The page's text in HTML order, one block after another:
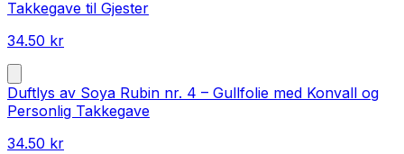
Takkegave til Gjester
34.50 kr
Duftlys av Soya Rubin nr. 4 – Gullfolie med Konvall og
Personlig Takkegave
34.50 kr